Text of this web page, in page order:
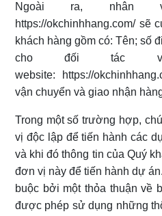
Ngoài ra, nhân
https://okchinhhang.com/ sẽ
khách hàng gồm có: Tên; số
cho đối tác
website: https://
vận chuyển và giao nhận
Trong một số trường hợp,
vị độc lập để tiến hành các
và khi đó thông tin của Quý
đơn vị này để tiến hành dự
buộc bởi một thỏa thuận về
được phép sử dụng những